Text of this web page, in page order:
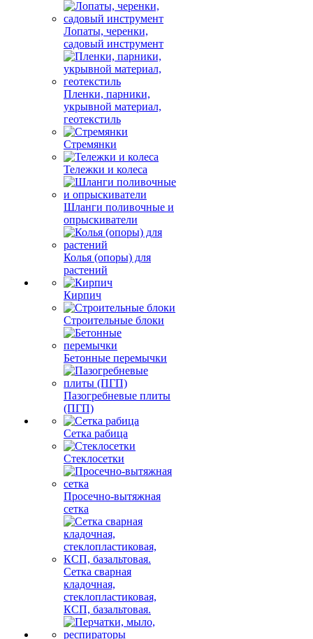
Лопаты, черенки,
садовый инструмент
Пленки, парники,
укрывной материал,
геотекстиль
Стремянки
Тележки и колеса
Шланги поливочные и
опрыскиватели
Колья (опоры) для
растений
Кирпич
Строительные блоки
Бетонные перемычки
Пазогребневые плиты
(ПГП)
Сетка рабица
Стеклосетки
Просечно-вытяжная
сетка
Сетка сварная
кладочная,
стеклопластиковая,
КСП, базальтовая.